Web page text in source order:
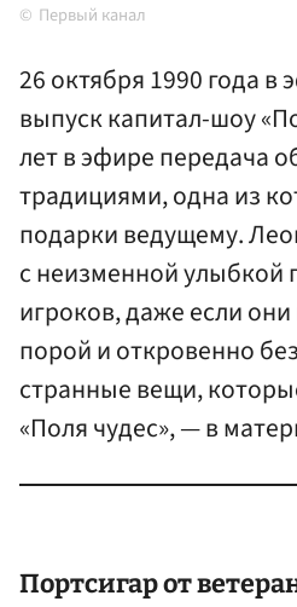
Первый канал
26 октября 1990 года
выпуск капитал-шоу
лет в эфире передача
традициями, одна из
подарки ведущему.
с неизменной улыбкой
игроков, даже если
порой и откровенно
странные вещи,
«Поля чудес», — в
Портсигар от